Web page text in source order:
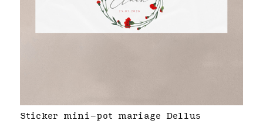
Sticker mini-pot mariage Dellus